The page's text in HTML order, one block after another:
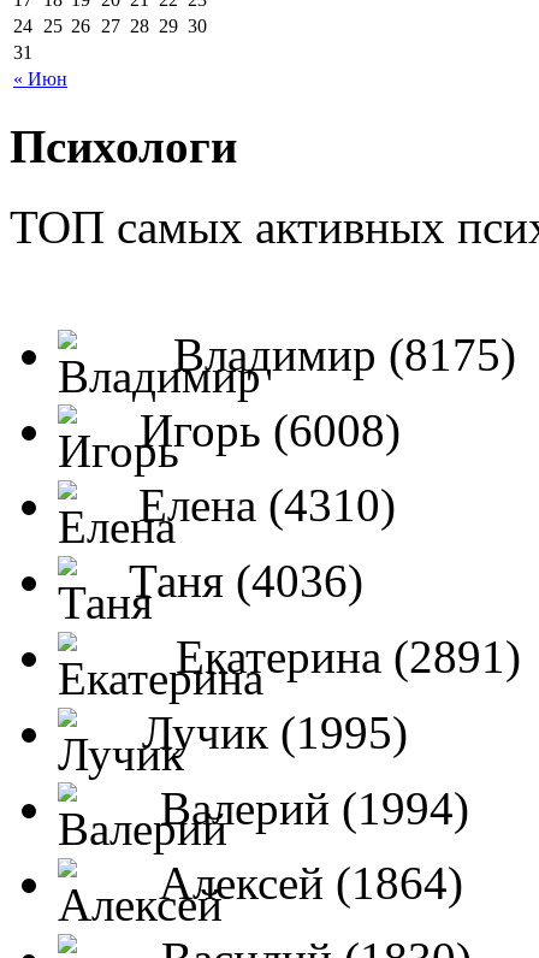
« Июн
24 25 26 27 28 29 30
31
Психологи
ТОП самых активных
Владимир (8175)
Игорь (6008)
Елена (4310)
Таня (4036)
Екатерина (2891)
Лучик (1995)
Валерий (1994)
Алексей (1864)